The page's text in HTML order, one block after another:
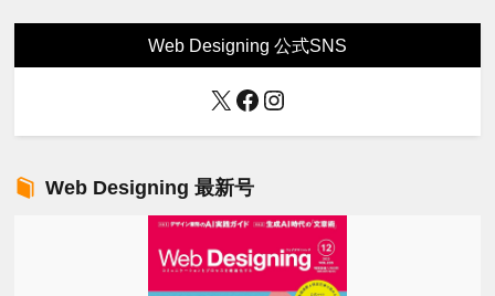
Web Designing 公式SNS
X Facebook
Instagram
Web Designing 最新号